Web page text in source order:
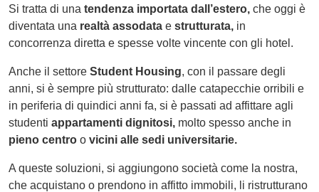
Si tratta di una tendenza importata dall’estero, che oggi è
diventata una realtà assodata e strutturata, in
concorrenza diretta e spesse volte vincente con gli hotel.
Anche il settore Student Housing, con il passare degli
anni, si è sempre più strutturato: dalle catapecchie orribili e
in periferia di quindici anni fa, si è passati ad affittare agli
studenti appartamenti dignitosi, molto spesso anche in
pieno centro o vicini alle sedi universitarie.
A queste soluzioni, si aggiungono società come la nostra,
che acquistano o prendono in affitto immobili, li ristrutturano